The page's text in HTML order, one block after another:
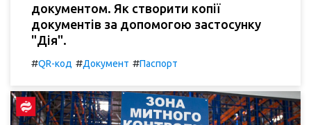
документом. Як створити копії
документів за допомогою застосунку
"Дія".
#QR-код #Документ #Паспорт